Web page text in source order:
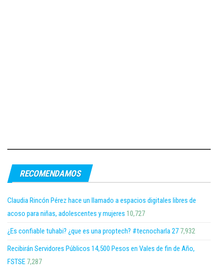
RECOMENDAMOS
Claudia Rincón Pérez hace un llamado a espacios digitales libres de
acoso para niñas, adolescentes y mujeres 10,727
¿Es confiable tuhabi? ¿que es una proptech? #tecnocharla 27 7,932
Recibirán Servidores Públicos 14,500 Pesos en Vales de fin de Año,
FSTSE 7,287